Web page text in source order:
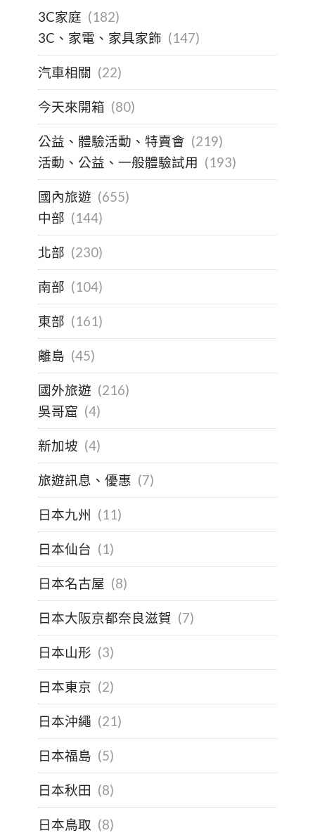
3C家庭 (182)
3C、家電、家具家飾 (147)
汽車相關 (22)
今天來開箱 (80)
公益、體驗活動、特賣會 (219)
活動、公益、一般體驗試用 (193)
國內旅遊 (655)
中部 (144)
北部 (230)
南部 (104)
東部 (161)
離島 (45)
國外旅遊 (216)
吳哥窟 (4)
新加坡 (4)
旅遊訊息、優惠 (7)
日本九州 (11)
日本仙台 (1)
日本名古屋 (8)
日本大阪京都奈良滋賀 (7)
日本山形 (3)
日本東京 (2)
日本沖繩 (21)
日本福島 (5)
日本秋田 (8)
日本鳥取 (8)